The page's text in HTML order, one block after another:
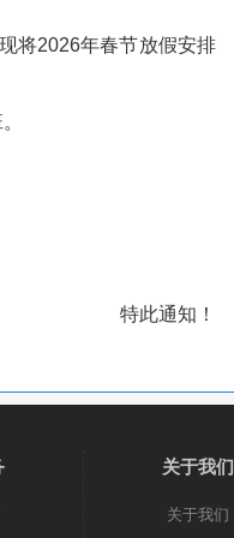
将2026年春节放假安排
特此通知！
关于我们
关于我们